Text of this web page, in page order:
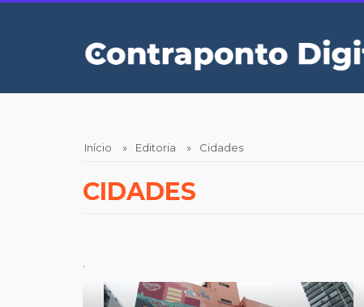
Início Editoria Cidades
CIDADES
.